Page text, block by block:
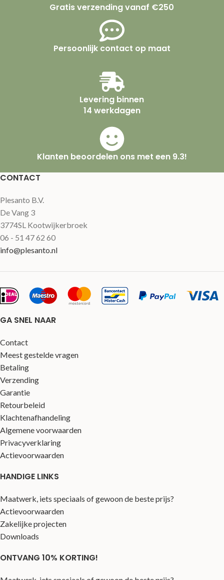
Gratis verzending vanaf €250
Persoonlijk contact op maat
Levering binnen
14 werkdagen
Klanten beoordelen ons met een 9.3!
CONTACT
Plesanto B.V.
De Vang 3
3774SL Kootwijkerbroek
06 - 51 47 62 60
info@plesanto.nl
GA SNEL NAAR
Contact
Meest gestelde vragen
Betaling
Verzending
Garantie
Retourbeleid
Klachtenafhandeling
Algemene voorwaarden
Privacyverklaring
Actievoorwaarden
HANDIGE LINKS
Maatwerk, iets speciaals of gewoon de beste prijs?
Actievoorwaarden
Zakelijke projecten
Downloads
ONTVANG 10% KORTING!